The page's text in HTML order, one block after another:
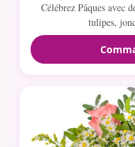
Célébrez Pâques avec
tulipes,